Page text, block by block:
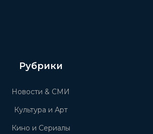
Рубрики
Новости & СМИ
Культура и Арт
Кино и Сериалы